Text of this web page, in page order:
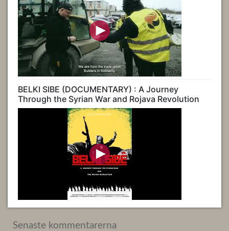
BELKI SIBE (DOCUMENTARY) : A Journey
Through the Syrian War and Rojava Revolution
Senaste kommentarerna